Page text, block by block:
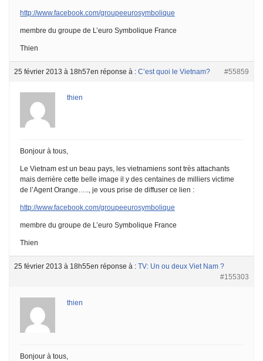
http://www.facebook.com/groupeeurosymbolique
membre du groupe de L’euro Symbolique France
Thien
25 février 2013 à 18h57en réponse à : C’est quoi le Vietnam? #55859
thien
Bonjour à tous,
Le Vietnam est un beau pays, les vietnamiens sont très attachants
mais derrière cette belle image il y des centaines de milliers victime
de l’Agent Orange….., je vous prise de diffuser ce lien :
http://www.facebook.com/groupeeurosymbolique
membre du groupe de L’euro Symbolique France
Thien
25 février 2013 à 18h55en réponse à : TV: Un ou deux Viet Nam ?
#155303
thien
Bonjour à tous,